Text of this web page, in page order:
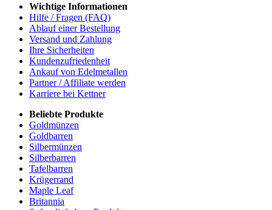
Wichtige Informationen
Hilfe / Fragen (FAQ)
Ablauf einer Bestellung
Versand und Zahlung
Ihre Sicherheiten
Kundenzufriedenheit
Ankauf von Edelmetallen
Partner / Affiliate werden
Karriere bei Kettner
Beliebte Produkte
Goldmünzen
Goldbarren
Silbermünzen
Silberbarren
Tafelbarren
Krügerrand
Maple Leaf
Britannia